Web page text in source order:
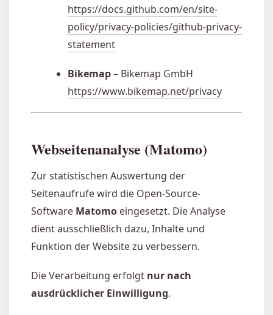
https://docs.github.com/en/site-
policy/privacy-policies/github-privacy-
statement
Bikemap– Bikemap GmbH
https://www.bikemap.net/privacy
Webseitenanalyse (Matomo)
Zur statistischen Auswertung der
Seitenaufrufe wird die Open-Source-
Software Matomo eingesetzt. Die Analyse
dient ausschließlich dazu, Inhalte und
Funktion der Website zu verbessern.
Die Verarbeitung erfolgt nur nach
ausdrücklicher Einwilligung.